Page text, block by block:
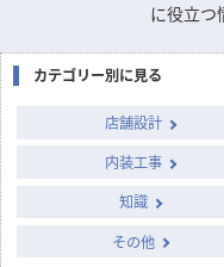
に役立つ
カテゴリー別に見る
店舗設計
内装工事
知識
その他